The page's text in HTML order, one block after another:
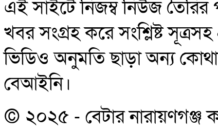
এই সাইটে নিজম্ব নিউজ তৈরির
খবর সংগ্রহ করে সংশ্লিষ্ট
ভিডিও অনুমতি ছাড়া অন্য
বেআইনি।
© ২০২৫ - বেটার নারায়ণগঞ্জ